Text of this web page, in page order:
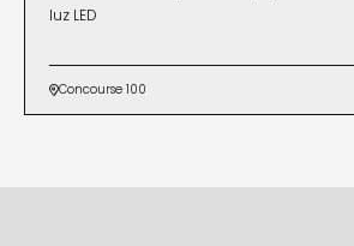
luz LED
Concourse 100